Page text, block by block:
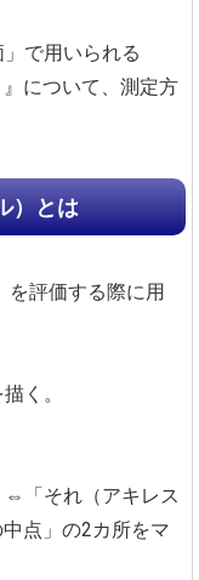
で用いられる
について、測定方
）とは
を評価する際に用
く。
⇔「それ（アキレス
点」の2カ所をマ